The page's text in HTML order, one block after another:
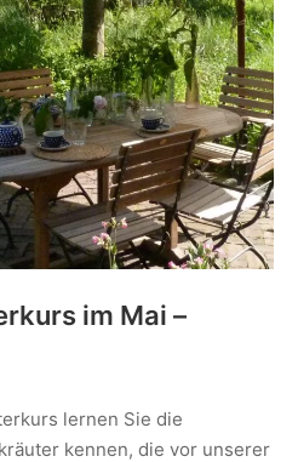
im Mai –
lernen Sie die
kennen, die vor unserer